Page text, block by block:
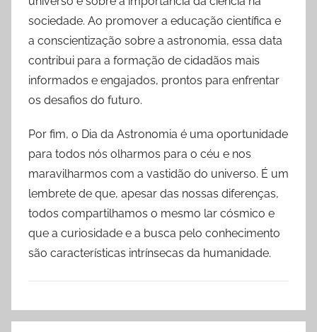
sociedade. Ao promover a educação científica e
a conscientização sobre a astronomia, essa data
contribui para a formação de cidadãos mais
informados e engajados, prontos para enfrentar
os desafios do futuro.
Por fim, o Dia da Astronomia é uma oportunidade
para todos nós olharmos para o céu e nos
maravilharmos com a vastidão do universo. É um
lembrete de que, apesar das nossas diferenças,
todos compartilhamos o mesmo lar cósmico e
que a curiosidade e a busca pelo conhecimento
são características intrínsecas da humanidade.